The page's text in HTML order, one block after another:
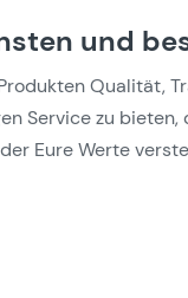
und
Qualität,
Service zu
Eure Werte